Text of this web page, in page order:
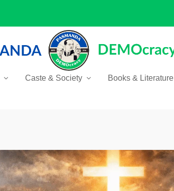
Caste & Society Books & Literature